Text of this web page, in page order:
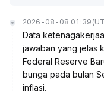
2026-08-08 01:39
Data
jawaban yang jelas
Federal Reserve
bunga pada bulan
inflasi.